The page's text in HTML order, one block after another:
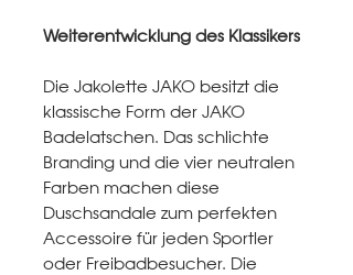
Weiterentwicklung des Klassikers
Die Jakolette JAKO besitzt die
klassische Form der JAKO
Badelatschen. Das schlichte
Branding und die vier neutralen
Farben machen diese
Duschsandale zum perfekten
Accessoire für jeden Sportler
oder Freibadbesucher. Die